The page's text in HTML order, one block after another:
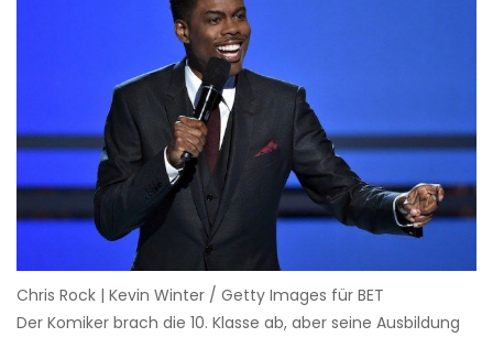
Chris Rock | Kevin Winter / Getty Images für BET
Der Komiker brach die 10. Klasse ab, aber seine Ausbildung